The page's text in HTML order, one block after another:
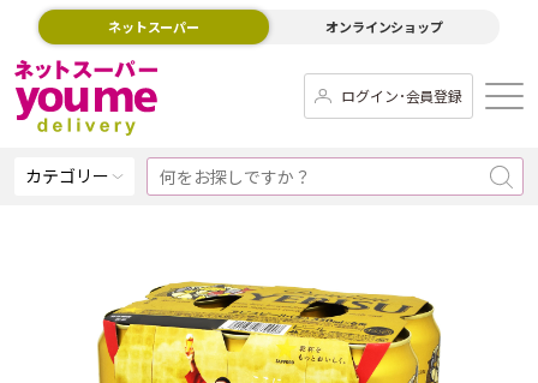
ネットスーパー オンラインショップ
ログイン･会員登録
カテゴリー